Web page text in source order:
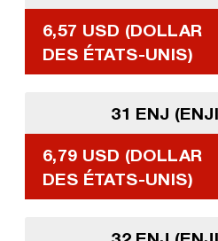
6,57 USD (DOLLAR
DES ÉTATS-UNIS)
31 ENJ
6,79 USD (DOLLAR
DES ÉTATS-UNIS)